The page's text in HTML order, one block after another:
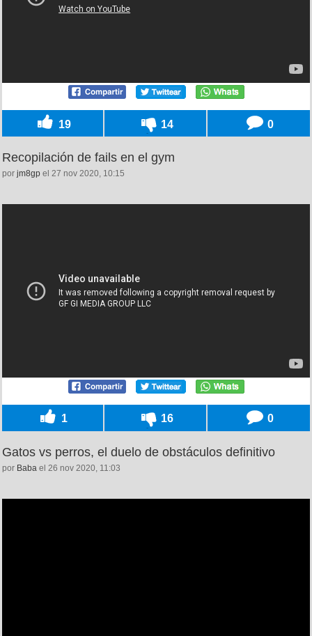
19 14 0
Recopilación de fails en el gym
por jm8gp el 27 nov 2020, 10:15
1 16 0
Gatos vs perros, el duelo de obstáculos definitivo
por Baba el 26 nov 2020, 11:03